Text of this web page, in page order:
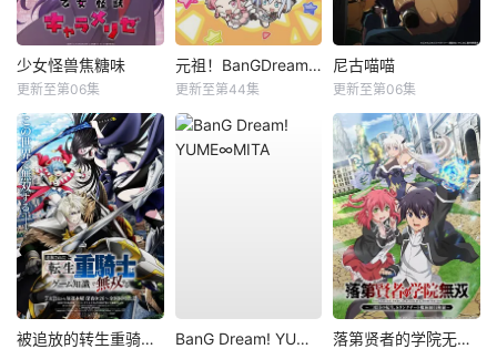
少女怪兽焦糖味
更新至第06集
元祖！BanGDream酱
更新至第44集
尼古喵喵
更新至第06集
被追放的转生重骑士用游戏知识开无双 BanG Dream! YUME∞MITA 落第贤者的学院无双第二回转生，S等级作弊魔术师冒险记